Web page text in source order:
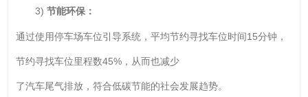
3)节能环保：
通过使用停车场车位引导系统，平均节约寻找车位时间15分钟，
节约寻找车位里程数45%，从而也减少
了汽车尾气排放，符合低碳节能的社会发展趋势。